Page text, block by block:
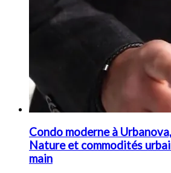
Condo moderne à
Nature et commodités
main